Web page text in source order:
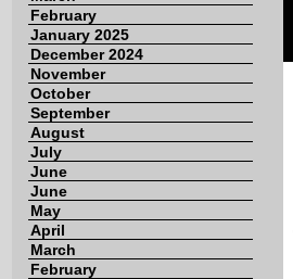
February
January 2025
December 2024
November
October
September
August
July
June
June
May
April
March
February